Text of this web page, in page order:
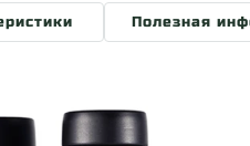
Полезная